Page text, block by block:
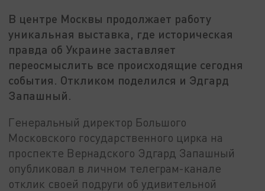
В центре Москвы продолжает работу
уникальная выставка, где историческая
правда об Украине заставляет
переосмыслить все происходящие сегодня
события. Откликом поделился и Эдгард
Запашный.
Генеральный директор Большого
Московского государственного цирка на
проспекте Вернадского Эдгард Запашный
опубликовал в личном телеграм-канале
отклик своей подруги об удивительной